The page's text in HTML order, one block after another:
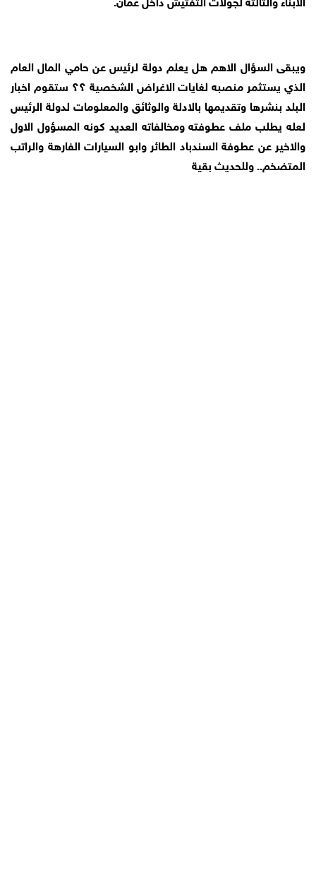
ويبقى السؤال الاهم هل يعلم دولة لرئيس عن حامي المال العام
الذي يستثمر منصبه لغايات الاغراض الشخصية ؟؟ ستقوم اخبار
البلد بنشرها وتقديمها بالادلة والوثائق والمعلومات لدولة الرئيس
لعله يطلب ملف عطوفته ومخالفاته العديد كونه المسؤول الاول
والاخير عن عطوفة السندباد الطائر وابو السيارات الفارهة والراتب
المتضخم.. وللحديث بقية